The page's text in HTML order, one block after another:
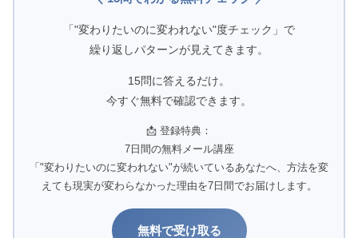
「"変わりたいのに変われない"度チェック」で
繰り返しパターンが見えてきます。
15問に答えるだけ。
今すぐ無料で確認できます。
📩 登録特典：
7日間の無料メール講座
「"変わりたいのに変われない"が続いているあなたへ、方法を変
えても現実が変わらなかった理由を7日間でお届けします。
無料で受け取る